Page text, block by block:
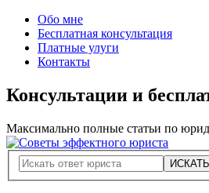
Обо мне
Бесплатная консультация
Платные улуги
Контакты
Консультации и
Максимально полные статьи по